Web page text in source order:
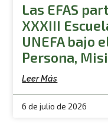
Las EFAS
XXXIII
UNEFA bajo
Persona,
Leer Más
6 de julio de 2026